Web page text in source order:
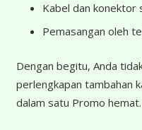
Kabel dan konektor
Pemasangan oleh
Dengan begitu, Anda
perlengkapan tambahan
dalam satu Promo hemat.